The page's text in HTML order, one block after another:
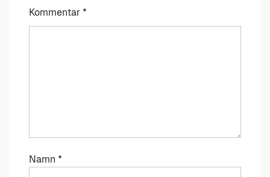
Kommentar *
Namn *